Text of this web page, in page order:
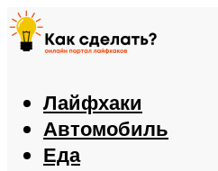
Лайфхаки
Автомобиль
Еда